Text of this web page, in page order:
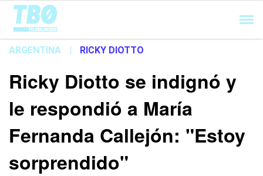
Cargando...
ARGENTINA | RICKY DIOTTO
Ricky Diotto se indignó y
le respondió a María
Fernanda Callejón: "Estoy
sorprendido"